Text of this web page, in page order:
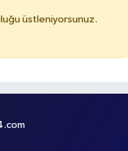
üstleniyorsunuz.